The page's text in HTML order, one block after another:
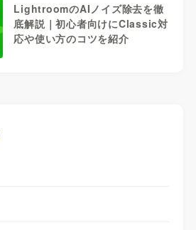
LightroomのAIノイズ除去を徹
底解説｜初心者向けにClassic対
応や使い方のコツを紹介